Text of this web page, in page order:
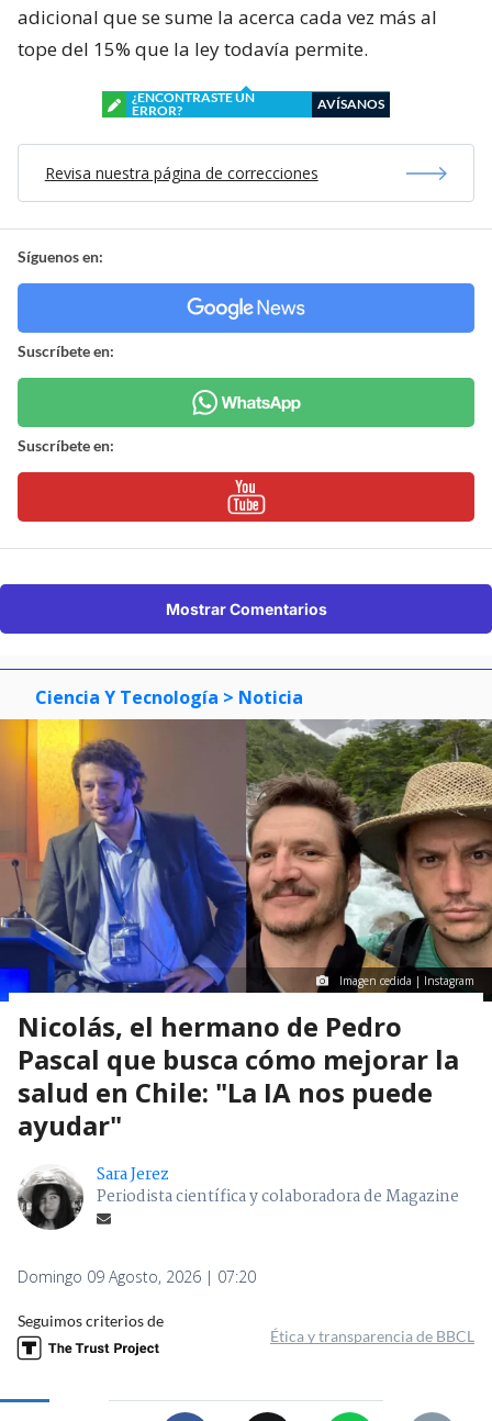
adicional que se sume la acerca cada vez más al
tope del 15% que la ley todavía permite.
¿ENCONTRASTE UN
ERROR?
AVÍSANOS
Revisa nuestra página de correcciones
Síguenos en:
Suscríbete en:
Suscríbete en:
Mostrar Comentarios
Ciencia Y Tecnología > Noticia
Imagen cedida | Instagram
Nicolás, el hermano de Pedro
Pascal que busca cómo mejorar la
salud en Chile: "La IA nos puede
ayudar"
Sara Jerez
Periodista científica y colaboradora de Magazine
Domingo 09 Agosto, 2026 | 07:20
Seguimos criterios de
Ética y transparencia de BBCL